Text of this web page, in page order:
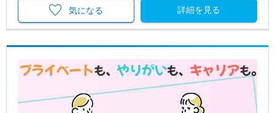
詳細を見る
気になる